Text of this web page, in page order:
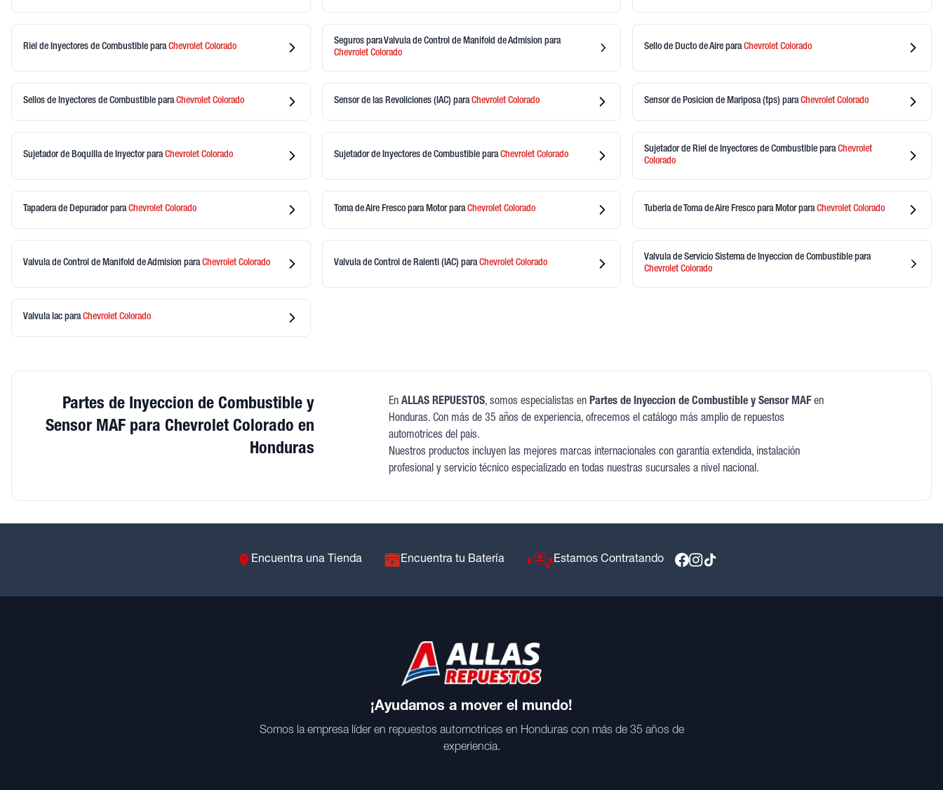
Riel de Inyectores de Combustible paraChevrolet Colorado
Seguros para Valvula de Control de Manifold de Admision para
ChevroletColorado
Sello de Ducto de Aire paraChevrolet Colorado
Sellos de Inyectores de Combustible paraChevrolet Colorado Sensor de las Revoliciones (IAC) paraChevroletColorado Sensor de Posicion de Mariposa (tps) paraChevrolet Colorado
Sujetador de Boquilla de Inyector paraChevrolet Colorado Sujetador de Inyectores de Combustible paraChevroletColorado
Sujetador de Riel de Inyectores de CombustibleparaChevrolet
Colorado
Tapadera de Depurador paraChevrolet Colorado Toma de Aire Fresco para Motor paraChevroletColorado Tuberia de Toma de Aire Fresco para Motor paraChevrolet Colorado
Valvula de Control de Manifold de Admision paraChevrolet Colorado Valvula de Control de Ralenti (IAC) paraChevroletColorado
Valvula de Servicio Sistema de Inyeccion de Combustiblepara
Chevrolet Colorado
Valvula Iac paraChevrolet Colorado
Partes de Inyeccion de Combustible y
Sensor MAF para Chevrolet Colorado en
Honduras
En ALLAS REPUESTOS, somos especialistas en Partes de Inyeccion de Combustible y Sensor MAFen
Honduras. Con más de 35 años de experiencia, ofrecemos el catálogo más amplio de repuestos
automotrices del país.
Nuestros productos incluyen las mejores marcas internacionales con garantía extendida, instalación
profesional y servicio técnico especializado en todas nuestras sucursales a nivel nacional.
Encuentra una Tienda Encuentra tu Batería Estamos Contratando
¡Ayudamos a mover el mundo!
Somos la empresa líder en repuestos automotrices en Honduras con más de 35 años de
experiencia.